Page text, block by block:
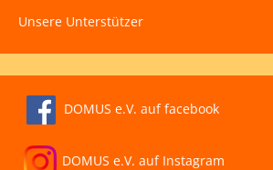
Unsere Unterstützer
DOMUS e.V. auf facebook
DOMUS e.V. auf Instagram